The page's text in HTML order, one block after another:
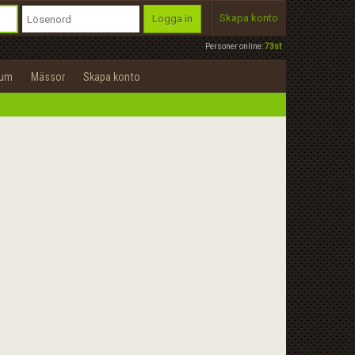
Personer online:73st
Logga in Skapa konto
Mässor Skapa konto